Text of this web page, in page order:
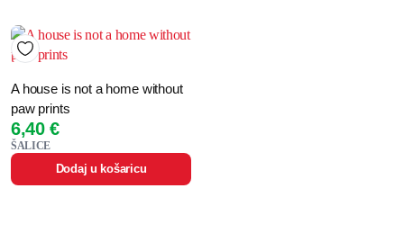
A house is not a home without
paw prints
6,40 €
ŠALICE
Dodaj u košaricu